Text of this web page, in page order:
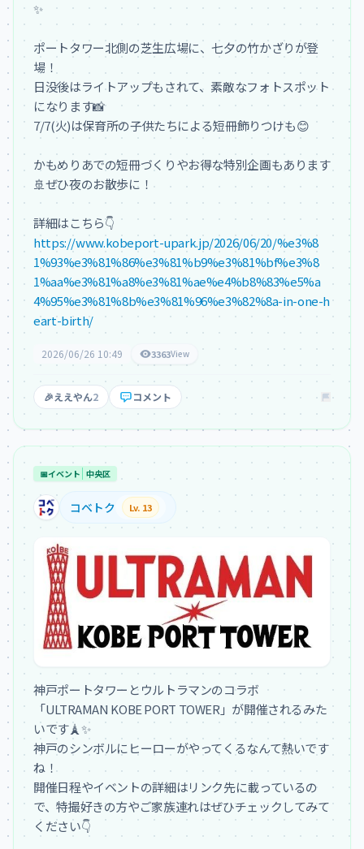
✨
ポートタワー北側の芝生広場に、七夕の竹かざりが登
場！
日没後はライトアップもされて、素敵なフォトスポット
になります📸
7/7(火)は保育所の子供たちによる短冊飾りつけも😊
かもめりあでの短冊づくりやお得な特別企画もあります
🚢ぜひ夜のお散歩に！
https://www.kobeport-upark.jp/2026/06/20/%e3%8
1%93%e3%81%86%e3%81%b9%e3%81%bf%e3%8
1%aa%e3%81%a8%e3%81%ae%e4%b8%83%e5%a
4%95%e3%81%8b%e3%81%96%e3%82%8a-in-one-h
eart-birth/
2026/06/26 10:49 3363View
🎉ええやん2 コメント
📅イベント 中央区
コベトク Lv. 13
神戸ポートタワーとウルトラマンのコラボ
「ULTRAMAN KOBE PORT TOWER」が開催されるみた
いです🗼✨
神戸のシンボルにヒーローがやってくるなんて熱いです
ね！
開催日程やイベントの詳細はリンク先に載っているの
で、特撮好きの方やご家族連れはぜひチェックしてみて
ください👇